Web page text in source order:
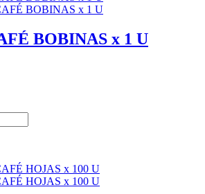
BOBINAS x 1 U